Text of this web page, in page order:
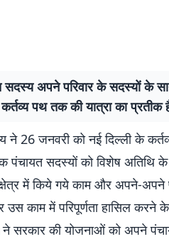
अपने परिवार के सदस्यों के
पथ तक की यात्रा का प्रतीक
26 जनवरी को नई दिल्ली के
सदस्यों को विशेष अतिथि
में किये गये काम और अपने-अपने
काम में परिपूर्णता हासिल करने
ने सरकार की योजनाओं को अपने